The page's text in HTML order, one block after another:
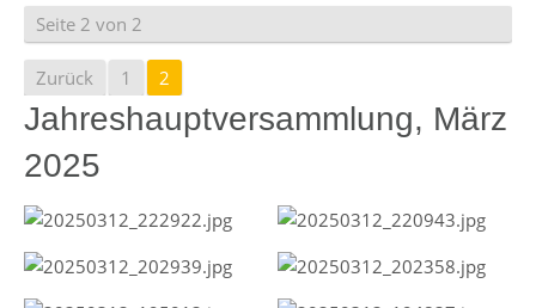
Seite 2 von 2
Zurück 1 2
Jahreshauptversammlung, März
2025